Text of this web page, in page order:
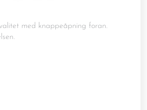
med knappeåpning foran.